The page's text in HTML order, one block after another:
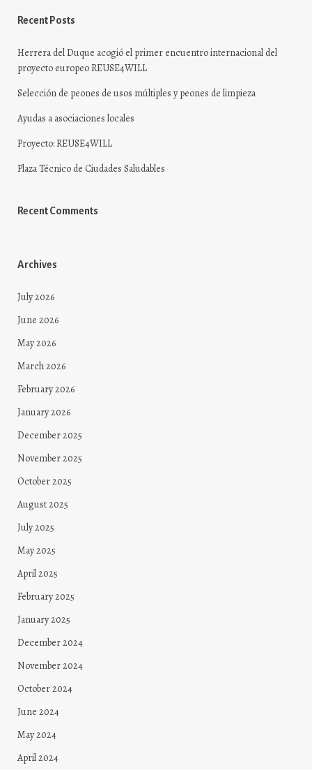
Recent Posts
Herrera del Duque acogió el primer encuentro internacional del
proyecto europeo REUSE4WILL
Selección de peones de usos múltiples y peones de limpieza
Ayudas a asociaciones locales
Proyecto: REUSE4WILL
Plaza Técnico de Ciudades Saludables
Recent Comments
Archives
July 2026
June 2026
May 2026
March 2026
February 2026
January 2026
December 2025
November 2025
October 2025
August 2025
July 2025
May 2025
April 2025
February 2025
January 2025
December 2024
November 2024
October 2024
June 2024
May 2024
April 2024